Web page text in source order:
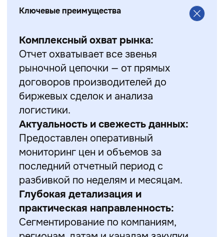
Ключевые преимущества
Комплексный охват рынка:
Отчет охватывает все звенья
рыночной цепочки — от прямых
договоров производителей до
биржевых сделок и анализа
логистики.
Актуальность и свежесть данных:
Предоставлен оперативный
мониторинг цен и объемов за
последний отчетный период с
разбивкой по неделям и месяцам.
Глубокая детализация и
практическая направленность:
Сегментирование по компаниям,